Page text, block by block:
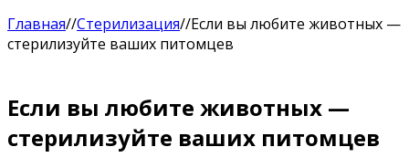
Главная//Стерилизация//Если вы любите животных —
стерилизуйте ваших питомцев
Если вы любите животных —
стерилизуйте ваших питомцев